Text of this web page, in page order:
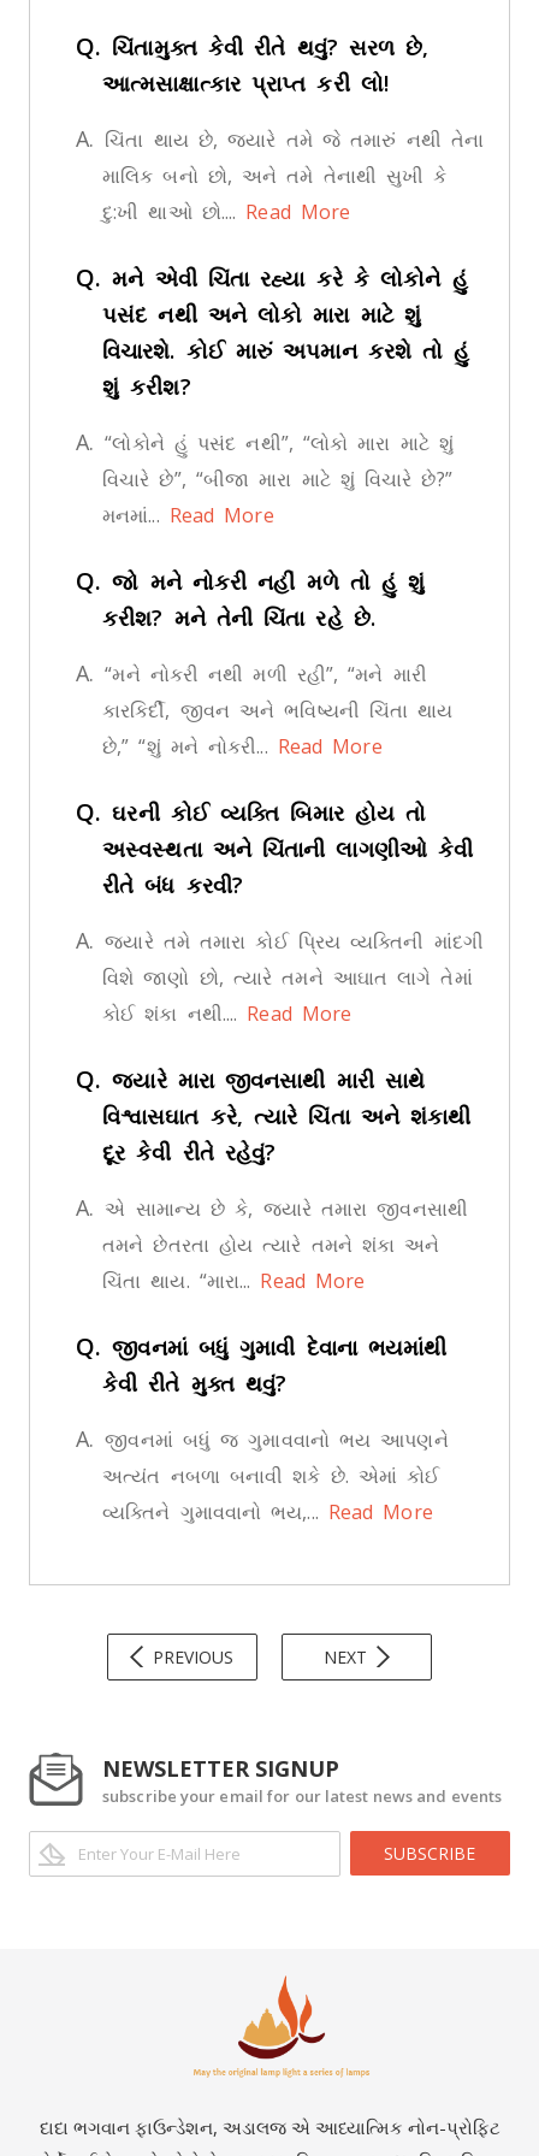
Q. ચિંતામુક્ત કેવી રીતે થવું? સરળ છે,
આત્મસાક્ષાત્કાર પ્રાપ્ત કરી લો!
A. ચિંતા થાય છે, જ્યારે તમે જે તમારું નથી તેના
માલિક બનો છો, અને તમે તેનાથી સુખી કે
દુ:ખી થાઓ છો.... Read More
Q.મને એવી ચિંતા રહ્યા કરે કે લોકોને હું
પસંદ નથી અને લોકો મારા માટે શું
વિચારશે. કોઈ મારું અપમાન કરશે તો હું
શું કરીશ?
A.“લોકોને હું પસંદ નથી”, “લોકો મારા માટે શું
વિચારે છે”, “બીજા મારા માટે શું વિચારે છે?”
મનમાં... Read More
Q.જો મને નોકરી નહીં મળે તો હું શું
કરીશ? મને તેની ચિંતા રહે છે.
A.“મને નોકરી નથી મળી રહી”, “મને મારી
કારકિર્દી, જીવન અને ભવિષ્યની ચિંતા થાય
છે,” “શું મને નોકરી... Read More
Q.ઘરની કોઈ વ્યક્તિ બિમાર હોય તો
અસ્વસ્થતા અને ચિંતાની લાગણીઓ કેવી
રીતે બંધ કરવી?
A.જ્યારે તમે તમારા કોઈ પ્રિય વ્યક્તિની માંદગી
વિશે જાણો છો, ત્યારે તમને આઘાત લાગે તેમાં
કોઈ શંકા નથી.... Read More
Q.જ્યારે મારા જીવનસાથી મારી સાથે
વિશ્વાસઘાત કરે, ત્યારે ચિંતા અને શંકાથી
દૂર કેવી રીતે રહેવું?
A. એ સામાન્ય છે કે, જ્યારે તમારા જીવનસાથી
તમને છેતરતા હોય ત્યારે તમને શંકા અને
ચિંતા થાય. “મારા... Read More
Q.જીવનમાં બધું ગુમાવી દેવાના ભયમાંથી
કેવી રીતે મુક્ત થવું?
A.જીવનમાં બધું જ ગુમાવવાનો ભય આપણને
અત્યંત નબળા બનાવી શકે છે. એમાં કોઈ
વ્યક્તિને ગુમાવવાનો ભય,... Read More
PREVIOUS NEXT
NEWSLETTER SIGNUP
subscribe your email for our latest news and events
SUBSCRIBE
દાદા ભગવાન ફાઉન્ડેશન, અડાલજ એ આધ્યાત્મિક નોન-પ્રોફિટ